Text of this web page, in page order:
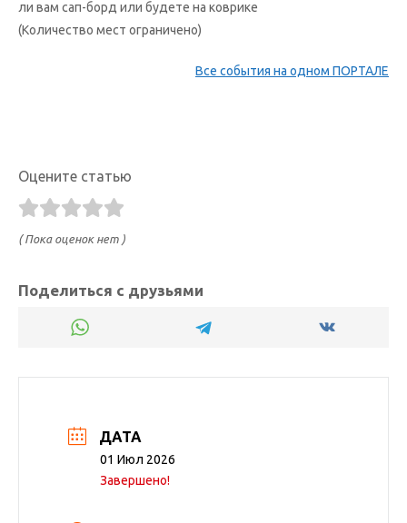
ли вам сап-борд или будете на коврике
(Количество мест ограничено)
Все события на одном ПОРТАЛЕ
Оцените статью
( Пока оценок нет )
Поделиться с друзьями
ДАТА
01 Июл 2026
Завершено!